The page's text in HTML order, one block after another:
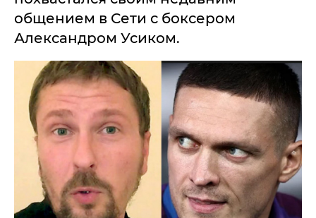
общением в Сети с боксером
Александром Усиком.